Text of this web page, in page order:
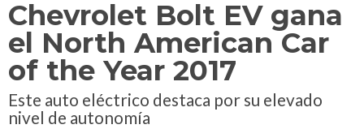
Chevrolet Bolt EV gana
el North American Car
of the Year 2017
Este auto eléctrico destaca por su elevado
nivel de autonomía